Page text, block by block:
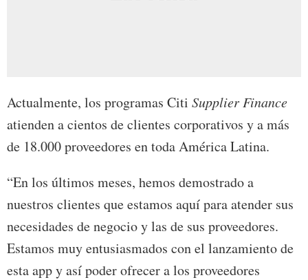
Actualmente, los programas Citi Supplier Finance
atienden a cientos de clientes corporativos y a más
de 18.000 proveedores en toda América Latina.
“En los últimos meses, hemos demostrado a
nuestros clientes que estamos aquí para atender sus
necesidades de negocio y las de sus proveedores.
Estamos muy entusiasmados con el lanzamiento de
esta app y así poder ofrecer a los proveedores